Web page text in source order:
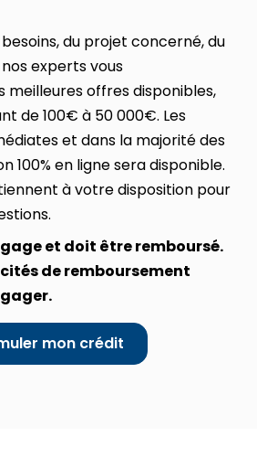
du projet concerné, du
experts vous
offres disponibles,
de 100€ à 50 000€. Les
et dans la majorité des
100% en ligne sera disponible.
à votre disposition pour
et doit être remboursé.
de remboursement
mon crédit